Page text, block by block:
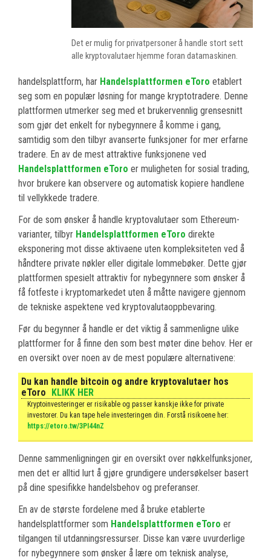
Det er mulig for privatpersoner å handle stort sett
alle kryptovalutaer hjemme foran datamaskinen.
handelsplattform, har Handelsplattformen eToro etablert
seg som en populær løsning for mange kryptotradere. Denne
plattformen utmerker seg med et brukervennlig grensesnitt
som gjør det enkelt for nybegynnere å komme i gang,
samtidig som den tilbyr avanserte funksjoner for mer erfarne
tradere. En av de mest attraktive funksjonene ved
Handelsplattformen eToro er muligheten for sosial trading,
hvor brukere kan observere og automatisk kopiere handlene
til vellykkede tradere.
For de som ønsker å handle kryptovalutaer som Ethereum-
varianter, tilbyr Handelsplattformen eToro direkte
eksponering mot disse aktivaene uten kompleksiteten ved å
håndtere private nøkler eller digitale lommebøker. Dette gjør
plattformen spesielt attraktiv for nybegynnere som ønsker å
få fotfeste i kryptomarkedet uten å måtte navigere gjennom
de tekniske aspektene ved kryptovalutaoppbevaring.
Før du begynner å handle er det viktig å sammenligne ulike
plattformer for å finne den som best møter dine behov. Her er
en oversikt over noen av de mest populære alternativene:
Du kan handle bitcoin og andre kryptovalutaer hos
eToro KLIKK HER
Kryptoinvesteringer er risikable og passer kanskje ikke for private
investorer. Du kan tape hele investeringen din. Forstå risikoene her:
https://etoro.tw/3PI44nZ
Denne sammenligningen gir en oversikt over nøkkelfunksjoner,
men det er alltid lurt å gjøre grundigere undersøkelser basert
på dine spesifikke handelsbehov og preferanser.
En av de største fordelene med å bruke etablerte
handelsplattformer som Handelsplattformen eToro er
tilgangen til utdanningsressurser. Disse kan være uvurderlige
for nybegynnere som ønsker å lære om teknisk analyse,